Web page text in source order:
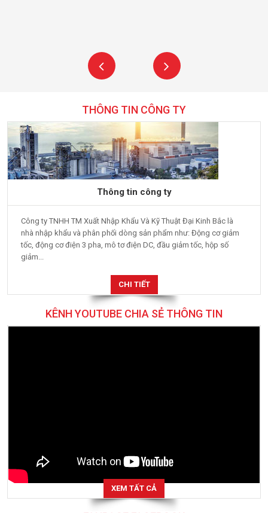
THÔNG TIN CÔNG TY
Thông tin công ty
Công ty TNHH TM Xuất Nhập Khẩu Và Kỹ Thuật Đại Kinh Bắc là
nhà nhập khẩu và phân phối dòng sản phẩm như: Động cơ giảm
tốc, động cơ điện 3 pha, mô tơ điện DC, đầu giảm tốc, hộp số
giảm...
CHI TIẾT
KÊNH YOUTUBE CHIA SẺ THÔNG TIN
XEM TẤT CẢ